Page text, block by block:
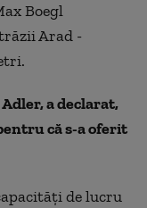
Boegl
Arad -
a declarat,
că s-a oferit
de lucru